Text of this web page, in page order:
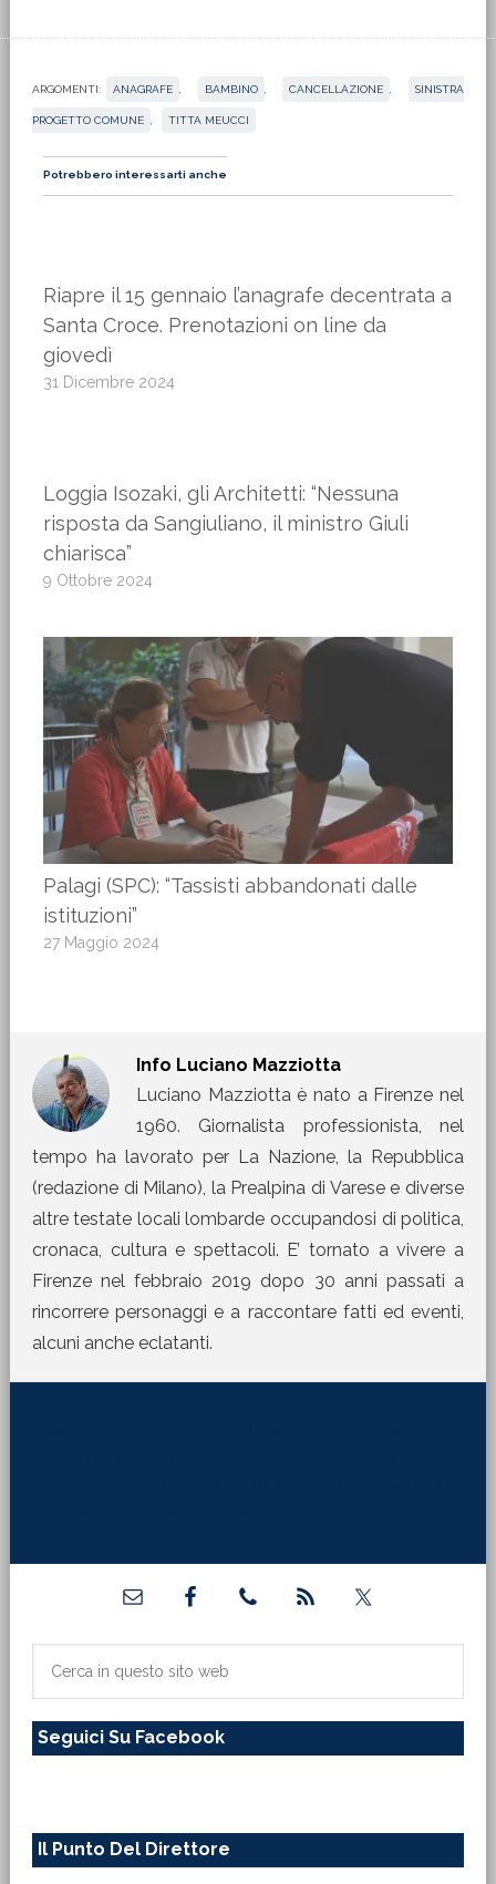
ARGOMENTI: ANAGRAFE BAMBINO CANCELLAZIONE SINISTRA
PROGETTO COMUNE TITTA MEUCCI
Potrebbero interessarti anche
Riapre il 15 gennaio l’anagrafe decentrata a
Santa Croce. Prenotazioni on line da
giovedì
31 Dicembre 2024
Loggia Isozaki, gli Architetti: “Nessuna
risposta da Sangiuliano, il ministro Giuli
chiarisca”
9 Ottobre 2024
Palagi (SPC): “Tassisti abbandonati dalle
istituzioni”
27 Maggio 2024
Info Luciano Mazziotta
Luciano Mazziotta è nato a Firenze nel
1960. Giornalista professionista, nel
tempo ha lavorato per La Nazione, la Repubblica
(redazione di Milano), la Prealpina di Varese e diverse
altre testate locali lombarde occupandosi di politica,
cronaca, cultura e spettacoli. E’ tornato a vivere a
Firenze nel febbraio 2019 dopo 30 anni passati a
rincorrere personaggi e a raccontare fatti ed eventi,
alcuni anche eclatanti.
primaria
sito
Seguici Su Facebook
Il Punto Del Direttore